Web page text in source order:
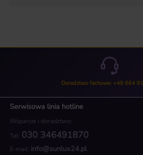
Doradztwo fachowe: +48 664
Serwisowa linia hotline
Wsparcie i doradztwo:
Tel: 030 346491870
E-mail: info@sunlux24.pl